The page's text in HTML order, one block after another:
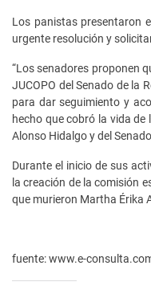
Los panistas presentaron
urgente resolución y
“Los senadores proponen
JUCOPO del Senado de la
para dar seguimiento y
hecho que cobró la vida
Alonso Hidalgo y del
Durante el inicio de sus
la creación de la comisión
que murieron Martha Érika
fuente: www.e-